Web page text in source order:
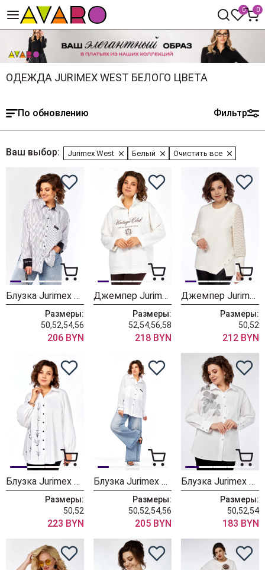
0 0
ОДЕЖДА JURIMEX WEST БЕЛОГО ЦВЕТА
По обновлению Фильтр
Ваш выбор: Jurimex West Белый Очистить все
Блузка Jurimex West 3487
Размеры:
50,52,54,56
206 BYN
Джемпер Jurimex West 3495
Размеры:
52,54,56,58
218 BYN
Джемпер Jurimex West 3357
Размеры:
50,52
212 BYN
Блузка Jurimex West 3352
Размеры:
50,52
223 BYN
Блузка Jurimex West 3341
Размеры:
50,52,54,56
205 BYN
Блузка Jurimex West 3156
Размеры:
50,52,54
183 BYN